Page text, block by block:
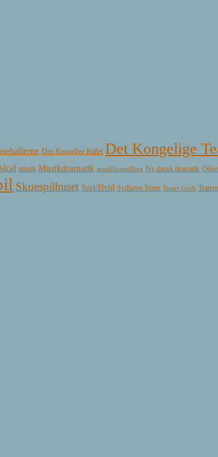
Den Kongelige Ballet Det Kongelige
musik Musikdramatik musikforestilling Ny dansk dramatik
Skuespilhuset Sort/Hvid Sydhavn Teater Teater Grob